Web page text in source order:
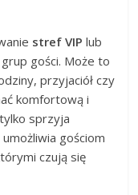
stref VIP lub
gości. Może to
przyjaciół czy
komfortową i
sprzyja
gościom
czują się